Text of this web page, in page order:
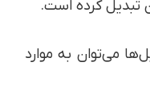
تبدیل کرده است.
می‌توان به موارد